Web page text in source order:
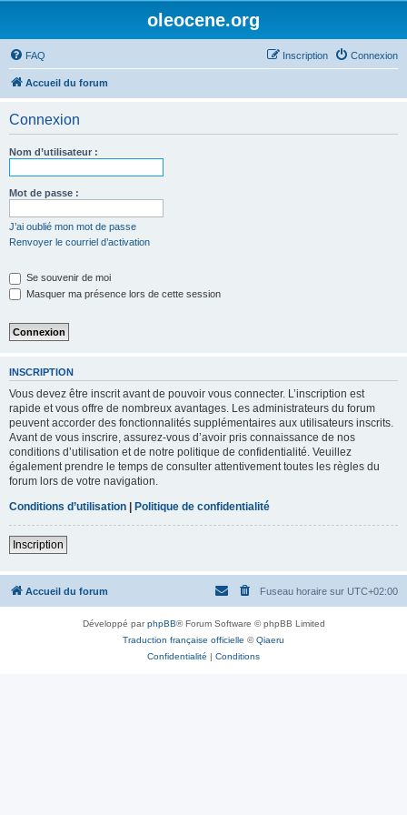
oleocene.org
FAQ Connexion
Inscription
Accueil du forum
Connexion
Nom d’utilisateur :
Mot de passe :
J’ai oublié mon mot de passe
Renvoyer le courriel d’activation
Se souvenir de moi
Masquer ma présence lors de cette session
INSCRIPTION
Vous devez être inscrit avant de pouvoir vous connecter. L’inscription est
rapide et vous offre de nombreux avantages. Les administrateurs du forum
peuvent accorder des fonctionnalités supplémentaires aux utilisateurs inscrits.
Avant de vous inscrire, assurez-vous d’avoir pris connaissance de nos
conditions d’utilisation et de notre politique de confidentialité. Veuillez
également prendre le temps de consulter attentivement toutes les règles du
forum lors de votre navigation.
Conditions d’utilisation | Politique de confidentialité
Inscription
Accueil du forum Fuseau horaire sur UTC+02:00
Développé parphpBB® Forum Software © phpBB Limited
Traduction française officielle ©Qiaeru
Confidentialité | Conditions